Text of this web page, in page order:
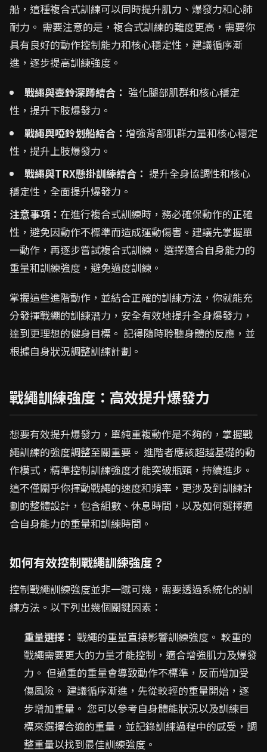
船，這種複合式訓練可以同時提升肌力、爆發力和心肺
耐力。 需要注意的是，複合式訓練的難度更高，需要你
具有良好的動作控制能力和核心穩定性，建議循序漸
進，逐步提高訓練強度。
戰繩與壺鈴深蹲結合： 強化腿部肌群和核心穩定
性，提升下肢爆發力。
戰繩與啞鈴划船結合： 增強背部肌群力量和核心穩定
性，提升上肢爆發力。
戰繩與TRX懸掛訓練結合： 提升全身協調性和核心
穩定性，全面提升爆發力。
注意事項： 在進行複合式訓練時，務必確保動作的正確
性，避免因動作不標準而造成運動傷害。建議先掌握單
一動作，再逐步嘗試複合式訓練。 選擇適合自身能力的
重量和訓練強度，避免過度訓練。
掌握這些進階動作，並結合正確的訓練方法，你就能充
分發揮戰繩的訓練潛力，安全有效地提升全身爆發力，
達到更理想的健身目標。 記得隨時聆聽身體的反應，並
根據自身狀況調整訓練計劃。
戰繩訓練強度：高效提升爆發力
想要有效提升爆發力，單純重複動作是不夠的，掌握戰
繩訓練的強度調整至關重要。 進階者應該超越基礎的動
作模式，精準控制訓練強度才能突破瓶頸，持續進步。
這不僅關乎你揮動戰繩的速度和頻率，更涉及到訓練計
劃的整體設計，包含組數、休息時間，以及如何選擇適
合自身能力的重量和訓練時間。
如何有效控制戰繩訓練強度？
控制戰繩訓練強度並非一蹴可幾，需要透過系統化的訓
練方法。以下列出幾個關鍵因素：
重量選擇： 戰繩的重量直接影響訓練強度。 較重的
戰繩需要更大的力量才能控制，適合增強肌力及爆發
力。 但過重的重量會導致動作不標準，反而增加受
傷風險。 建議循序漸進，先從較輕的重量開始，逐
步增加重量。 您可以參考自身體能狀況以及訓練目
標來選擇合適的重量，並記錄訓練過程中的感受，調
整重量以找到最佳訓練強度。